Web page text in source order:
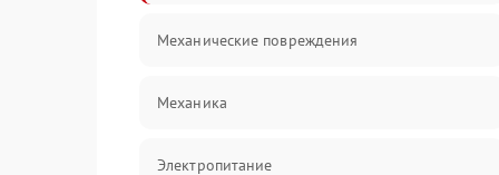
Механические повреждения
Механика
Электропитание